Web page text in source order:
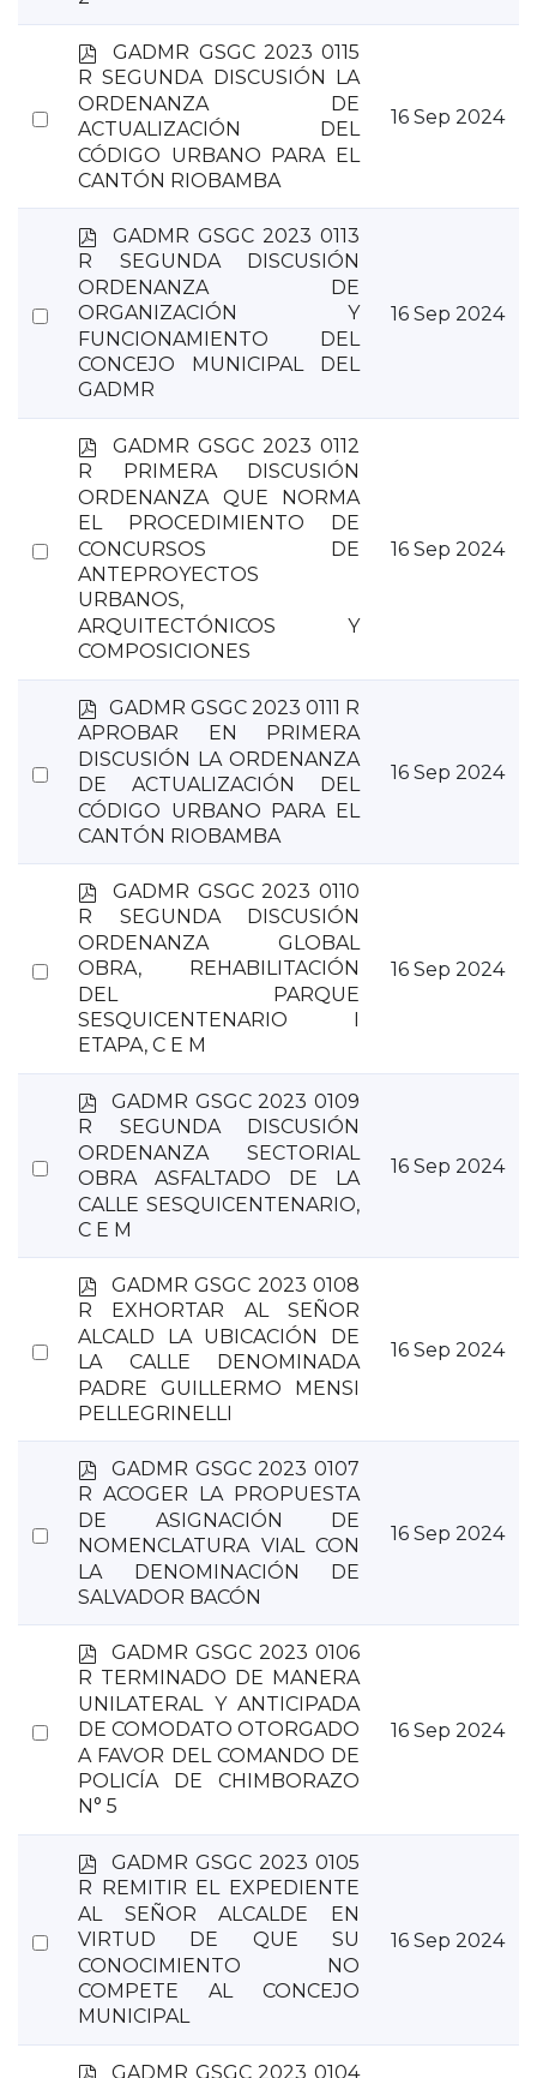
Select
p
d
f
GADMR GSGC 2023 0115
R SEGUNDA DISCUSIÓN LA
ORDENANZA DE
ACTUALIZACIÓN DEL
CÓDIGO URBANO PARA EL
CANTÓN RIOBAMBA
16 Sep 2024
Select
p
f
GADMR GSGC 2023 0113
R SEGUNDA DISCUSIÓN
ORDENANZA DE
ORGANIZACIÓN Y
FUNCIONAMIENTO DEL
CONCEJO MUNICIPAL DEL
GADMR
16 Sep 2024
Select
p
f
GADMR GSGC 2023 0112
R PRIMERA DISCUSIÓN
ORDENANZA QUE NORMA
EL PROCEDIMIENTO DE
CONCURSOS DE
ANTEPROYECTOS
URBANOS,
ARQUITECTÓNICOS Y
COMPOSICIONES
16 Sep 2024
Select
p
d
f
GADMR GSGC 2023 0111 R
APROBAR EN PRIMERA
DISCUSIÓN LA ORDENANZA
DE ACTUALIZACIÓN DEL
CÓDIGO URBANO PARA EL
CANTÓN RIOBAMBA
16 Sep 2024
Select
p
f
GADMR GSGC 2023 0110
R SEGUNDA DISCUSIÓN
ORDENANZA GLOBAL
OBRA, REHABILITACIÓN
DEL PARQUE
SESQUICENTENARIO I
ETAPA, C E M
16 Sep 2024
Select
p
f
GADMR GSGC 2023 0109
R SEGUNDA DISCUSIÓN
ORDENANZA SECTORIAL
OBRA ASFALTADO DE LA
CALLE SESQUICENTENARIO,
C E M
16 Sep 2024
Select
p
d
f
GADMR GSGC 2023 0108
R EXHORTAR AL SEÑOR
ALCALD LA UBICACIÓN DE
LA CALLE DENOMINADA
PADRE GUILLERMO MENSI
PELLEGRINELLI
16 Sep 2024
Select
p
d
f
GADMR GSGC 2023 0107
R ACOGER LA PROPUESTA
DE ASIGNACIÓN DE
NOMENCLATURA VIAL CON
LA DENOMINACIÓN DE
SALVADOR BACÓN
16 Sep 2024
Select
p
d
f
GADMR GSGC 2023 0106
R TERMINADO DE MANERA
UNILATERAL Y ANTICIPADA
DE COMODATO OTORGADO
A FAVOR DEL COMANDO DE
POLICÍA DE CHIMBORAZO
N° 5
16 Sep 2024
Select
p
d
GADMR GSGC 2023 0105
R REMITIR EL EXPEDIENTE
AL SEÑOR ALCALDE EN
VIRTUD DE QUE SU
CONOCIMIENTO NO
COMPETE AL CONCEJO
MUNICIPAL
16 Sep 2024
pGADMR GSGC 2023 0104